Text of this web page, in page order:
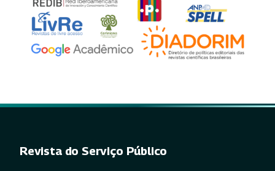
Revista do Serviço Público